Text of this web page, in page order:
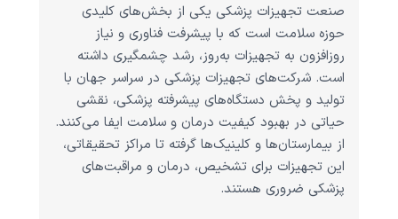
صنعت تجهیزات پزشکی یکی از بخش‌های کلیدی
حوزه سلامت است که با پیشرفت فناوری و نیاز
روزافزون به تجهیزات به‌روز، رشد چشمگیری داشته
است. شرکت‌های تجهیزات پزشکی در سراسر جهان با
تولید و پخش دستگاه‌های پیشرفته پزشکی، نقشی
حیاتی در بهبود کیفیت درمان و سلامت ایفا می‌کنند.
از بیمارستان‌ها و کلینیک‌ها گرفته تا مراکز تحقیقاتی،
این تجهیزات برای تشخیص، درمان و مراقبت‌های
پزشکی ضروری هستند.